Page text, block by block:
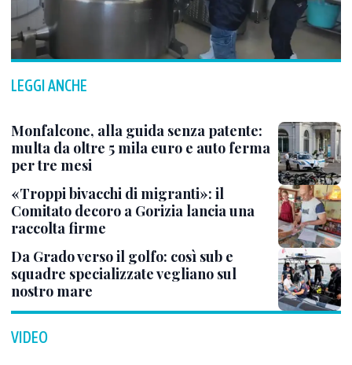
LEGGI ANCHE
Monfalcone, alla guida senza patente:
multa da oltre 5 mila euro e auto ferma
per tre mesi
«Troppi bivacchi di migranti»: il
Comitato decoro a Gorizia lancia una
raccolta firme
Da Grado verso il golfo: così sub e
squadre specializzate vegliano sul
nostro mare
VIDEO